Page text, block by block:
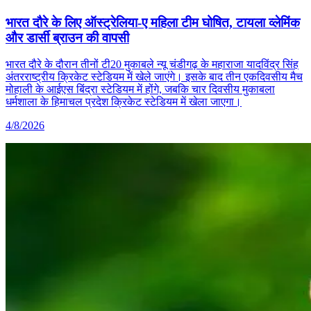
भारत दौरे के लिए ऑस्ट्रेलिया-ए महिला टीम घोषित, टायला व्लेमिंक
और डार्सी ब्राउन की वापसी
भारत दौरे के दौरान तीनों टी20 मुकाबले न्यू चंडीगढ़ के महाराजा यादविंद्र सिंह
अंतरराष्ट्रीय क्रिकेट स्टेडियम में खेले जाएंगे। इसके बाद तीन एकदिवसीय मैच
मोहाली के आईएस बिंद्रा स्टेडियम में होंगे, जबकि चार दिवसीय मुकाबला
धर्मशाला के हिमाचल प्रदेश क्रिकेट स्टेडियम में खेला जाएगा।
4/8/2026